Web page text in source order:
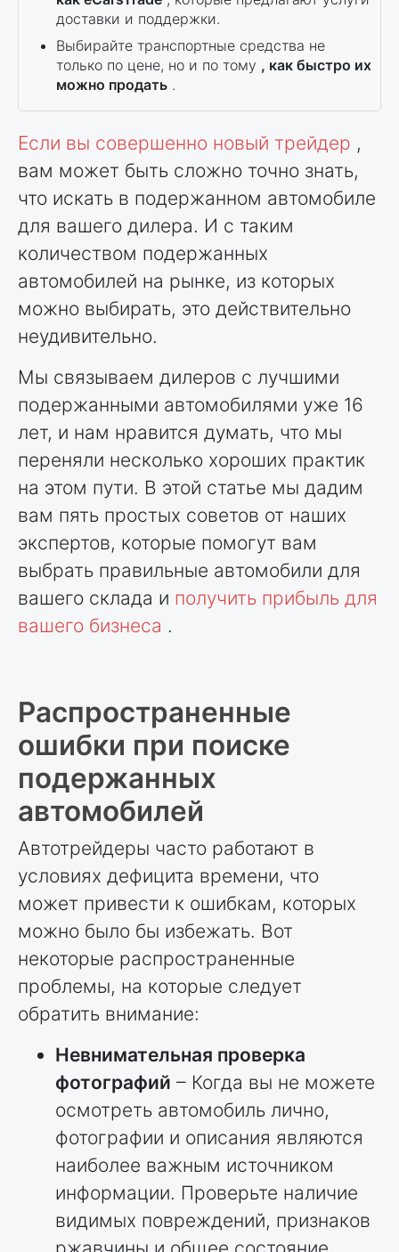
доставки и поддержки.
Выбирайте транспортные средства не
только по цене, но и по тому , как быстро их
можно продать .
Если вы совершенно новый трейдер ,
вам может быть сложно точно знать,
что искать в подержанном автомобиле
для вашего дилера. И с таким
количеством подержанных
автомобилей на рынке, из которых
можно выбирать, это действительно
неудивительно.
Мы связываем дилеров с лучшими
подержанными автомобилями уже 16
лет, и нам нравится думать, что мы
переняли несколько хороших практик
на этом пути. В этой статье мы дадим
вам пять простых советов от наших
экспертов, которые помогут вам
выбрать правильные автомобили для
вашего склада и получить прибыль для
вашего бизнеса .
Распространенные
ошибки при поиске
подержанных
автомобилей
Автотрейдеры часто работают в
условиях дефицита времени, что
может привести к ошибкам, которых
можно было бы избежать. Вот
некоторые распространенные
проблемы, на которые следует
обратить внимание:
Невнимательная проверка
фотографий – Когда вы не можете
осмотреть автомобиль лично,
фотографии и описания являются
наиболее важным источником
информации. Проверьте наличие
видимых повреждений, признаков